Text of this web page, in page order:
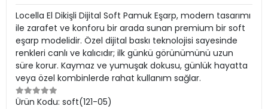
Locella El Dikişli Dijital Soft Pamuk Eşarp, modern tasarımı
ile zarafet ve konforu bir arada sunan premium bir soft
eşarp modelidir. Özel dijital baskı teknolojisi sayesinde
renkleri canlı ve kalıcıdır; ilk günkü görünümünü uzun
süre korur. Kaymaz ve yumuşak dokusu, günlük hayatta
veya özel kombinlerde rahat kullanım sağlar.
Ürün Kodu: soft(121-05)